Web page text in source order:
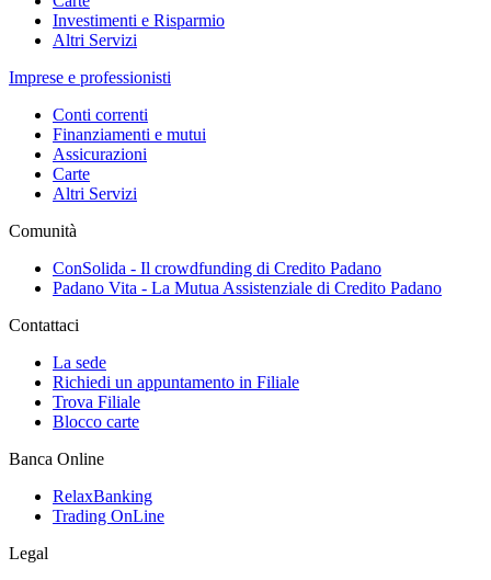
Investimenti e Risparmio
Altri Servizi
Imprese e professionisti
Conti correnti
Finanziamenti e mutui
Assicurazioni
Carte
Altri Servizi
Comunità
ConSolida - Il crowdfunding di Credito Padano
Padano Vita - La Mutua Assistenziale di Credito Padano
Contattaci
La sede
Richiedi un appuntamento in Filiale
Trova Filiale
Blocco carte
Banca Online
RelaxBanking
Trading OnLine
Legal